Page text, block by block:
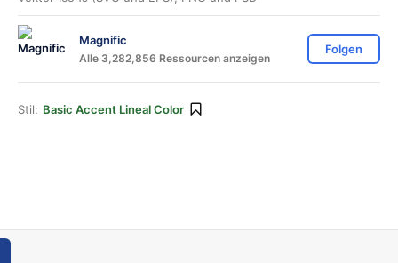
Magnific
Alle 3,282,856 Ressourcen anzeigen
Folgen
Stil: Basic Accent Lineal Color